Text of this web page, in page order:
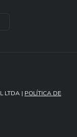
LTDA | POLÍTICA DE